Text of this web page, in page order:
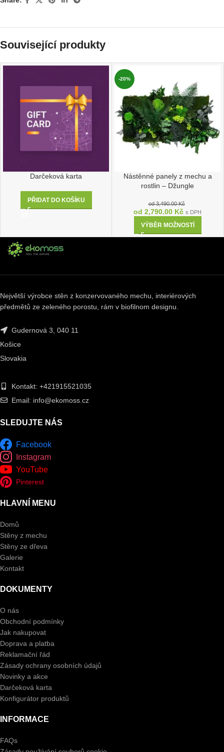
Související produkty
Darčeková karta
PŘIDAT DO KOŠÍKU
-20%
Nástěnné panely z mechu a
rostlin – Džungle
od3,490.00Kč
od 2,790.00 Kč s DPH
VÝBĚR MOŽNOSTÍ
Největší výrobce stěn z konzervovaného mechu, interiérových
předmětů ze zeleného porostu, rám v biofilnom designu.
Gudernová 3, 040 11
Košice
Slovakia
Kontakt: +421915521035
Email: info@ekomoss.cz
SLEDUJTE NÁS
Facebook
Instagram
YouTube
Pinterest
HLAVNÍ MENU
Domů
Stěny z mechu
Stěny ze dřeva
Galerie
Kontakt
DOKUMENTY
O nás
Obchodní podmínky
Jak nakupovat
Doprava a platba
Reklamační řád
Zásady ochrany osobních údajů
Novinky a akce
Darčeková karta
Konfigurátor produktů
INFORMACE
FAQs